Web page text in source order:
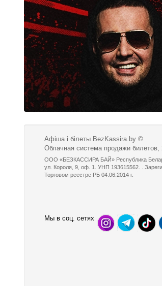
Афіша і білеты BezKassira.by ©
Облачная система продажи
ООО «БЕЗКАССИРА БАЙ» Республика
ул. Короля, 9, оф. 1. УНП 193615562. .
Торговом реестре РБ 04.06.2014 г.
Мы в соц. сетях